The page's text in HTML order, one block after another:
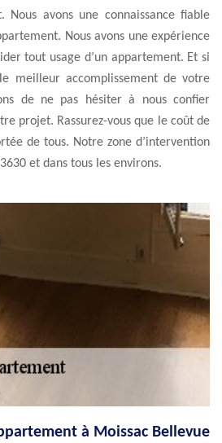
Nous avons une connaissance fiable
Nous avons une expérience
tout usage d’un appartement. Et si
meilleur accomplissement de votre
de ne pas hésiter à nous confier
projet. Rassurez-vous que le coût de
de tous. Notre zone d’intervention
et dans tous les environs.
à Moissac Bellevue